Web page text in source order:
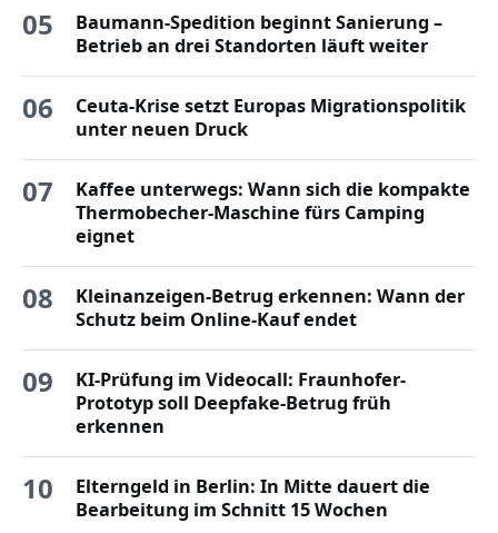
05
Baumann-Spedition beginnt Sanierung –
Betrieb an drei Standorten läuft weiter
06
Ceuta-Krise setzt Europas Migrationspolitik
unter neuen Druck
07
Kaffee unterwegs: Wann sich die kompakte
Thermobecher-Maschine fürs Camping
eignet
08
Kleinanzeigen-Betrug erkennen: Wann der
Schutz beim Online-Kauf endet
09
KI-Prüfung im Videocall: Fraunhofer-
Prototyp soll Deepfake-Betrug früh
erkennen
10
Elterngeld in Berlin: In Mitte dauert die
Bearbeitung im Schnitt 15 Wochen